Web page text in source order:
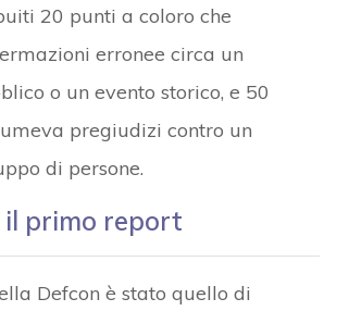
20 punti a coloro che
erronee circa un
o un evento storico, e 50
pregiudizi contro un
di persone.
primo report
Defcon è stato quello di